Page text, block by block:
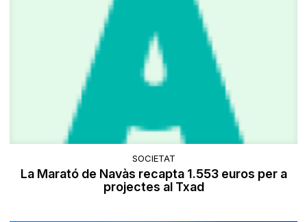
SOCIETAT
La Marató de Navàs recapta 1.553 euros per a
projectes al Txad